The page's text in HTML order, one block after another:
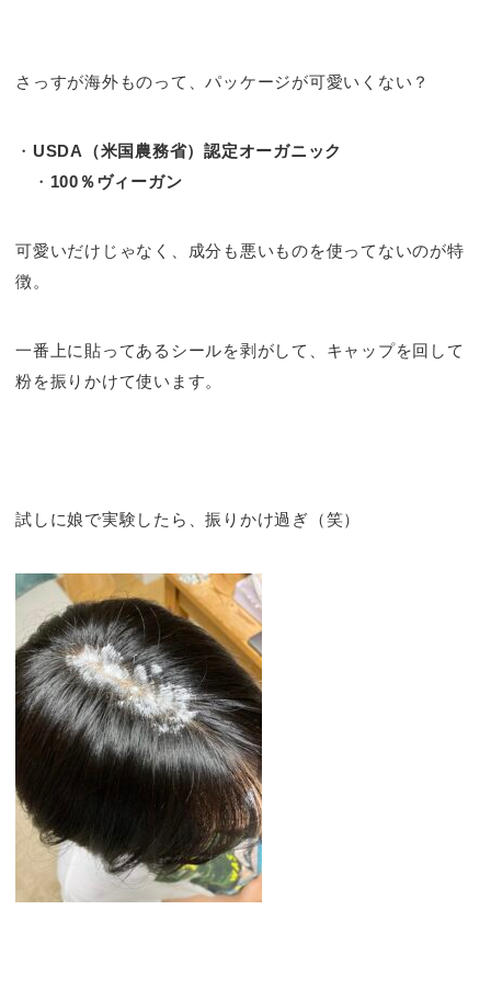
さっすが海外ものって、パッケージが可愛いくない？
・ USDA（米国農務省）認定オーガニック
・ 100％ヴィーガン
可愛いだけじゃなく、成分も悪いものを使ってないのが特
徴。
一番上に貼ってあるシールを剥がして、キャップを回して
粉を振りかけて使います。
試しに娘で実験したら、振りかけ過ぎ（笑）